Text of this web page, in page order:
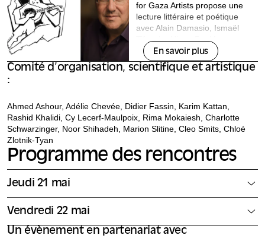
for Gaza Artists propose une
lecture littéraire et poétique
avec Alain Damasio, Ismaël
Tifouche Nieto, Paul Larue,
Sophie Zed, Doha Al-Kahlout,
Nour Elassy, et Yousef Alqedra.
En savoir plus
Comité d’organisation, scientifique et artistique
:
Ahmed Ashour, Adélie Chevée, Didier Fassin, Karim Kattan,
Rashid Khalidi, Cy Lecerf-Maulpoix, Rima Mokaiesh, Charlotte
Schwarzinger, Noor Shihadeh, Marion Slitine, Cleo Smits, Chloé
Zlotnik-Tyan
Programme des rencontres
Jeudi 21 mai
Vendredi 22 mai
Un évènement en partenariat avec